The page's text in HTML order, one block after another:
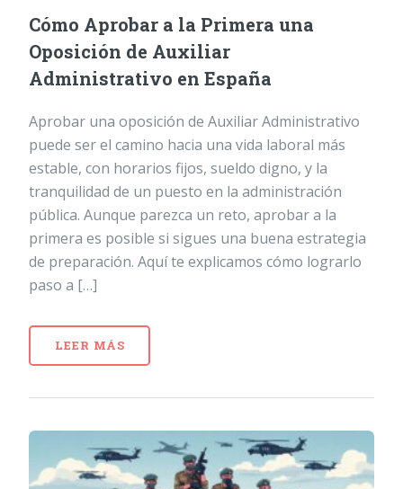
Cómo Aprobar a la Primera una
Oposición de Auxiliar
Administrativo en España
Aprobar una oposición de Auxiliar Administrativo
puede ser el camino hacia una vida laboral más
estable, con horarios fijos, sueldo digno, y la
tranquilidad de un puesto en la administración
pública. Aunque parezca un reto, aprobar a la
primera es posible si sigues una buena estrategia
de preparación. Aquí te explicamos cómo lograrlo
paso a […]
LEER MÁS